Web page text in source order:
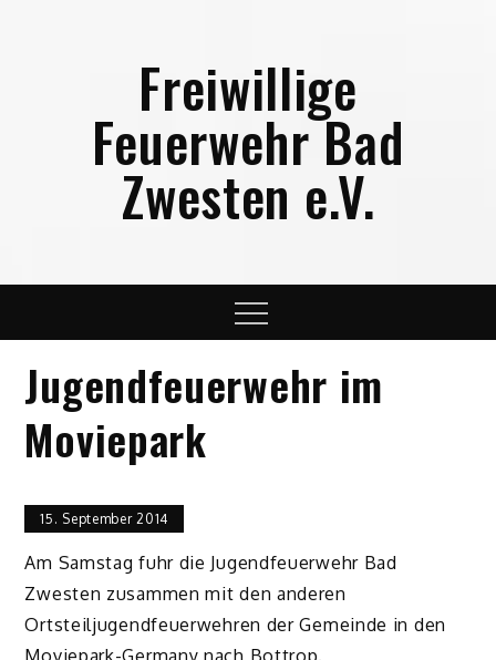
Freiwillige
Feuerwehr Bad
Zwesten e.V.
Menu
Jugendfeuerwehr im
Moviepark
15. September 2014
Am Samstag fuhr die Jugendfeuerwehr Bad
Zwesten zusammen mit den anderen
Ortsteiljugendfeuerwehren der Gemeinde in den
Moviepark-Germany nach Bottrop.